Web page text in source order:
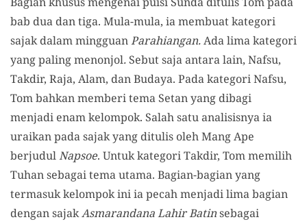
bab dua dan tiga. Mula-mula, ia membuat kategori
sajak dalam mingguanParahiangan.Ada lima kategori
yang paling menonjol. Sebut saja antara lain, Nafsu,
Takdir, Raja, Alam, dan Budaya. Pada kategori Nafsu,
Tom bahkan memberi tema Setan yang dibagi
menjadi enam kelompok. Salah satu analisisnya ia
uraikan pada sajak yang ditulis oleh Mang Ape
berjudulNapsoe. Untuk kategori Takdir, Tom memilih
Tuhan sebagai tema utama. Bagian-bagian yang
termasuk kelompok ini ia pecah menjadi lima bagian
dengan sajakAsmarandana Lahir Batinsebagai